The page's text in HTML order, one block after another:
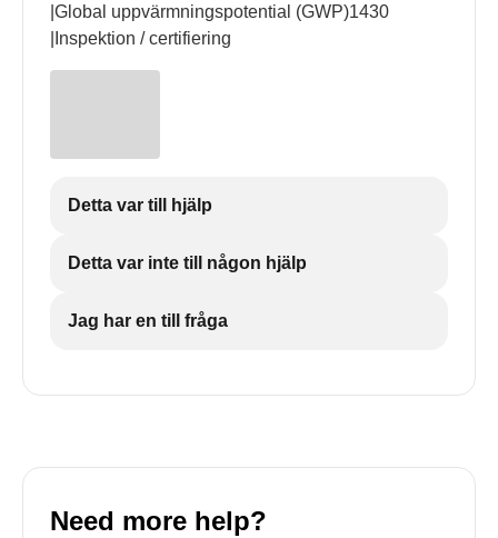
|Global uppvärmningspotential (GWP)1430
|Inspektion / certifiering
Detta var till hjälp
Detta var inte till någon hjälp
Jag har en till fråga
Need more help?